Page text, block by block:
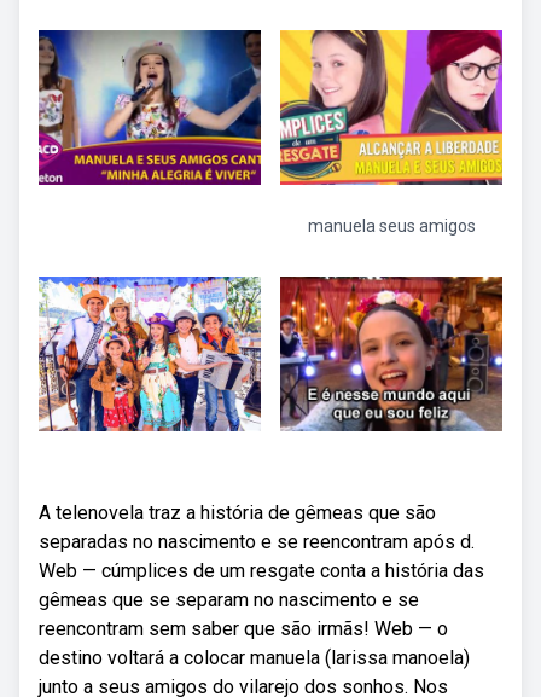
manuela seus amigos
A telenovela traz a história de gêmeas que são
separadas no nascimento e se reencontram após d.
Web — cúmplices de um resgate conta a história das
gêmeas que se separam no nascimento e se
reencontram sem saber que são irmãs! Web — o
destino voltará a colocar manuela (larissa manoela)
junto a seus amigos do vilarejo dos sonhos. Nos